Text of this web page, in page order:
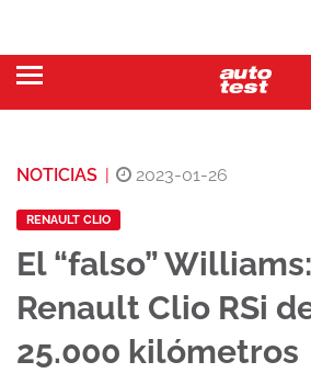
NOTICIAS | 2023-01-26
RENAULT CLIO
El “falso”
Renault Clio RSi
25.000 kilómetros